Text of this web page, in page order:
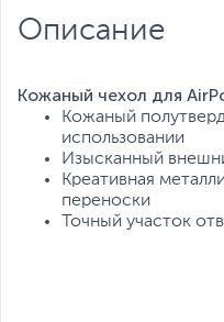
Описание
Кожаный чехол для
Кожаный
использовании
Изысканный
Креативная
переноски
Точный участок